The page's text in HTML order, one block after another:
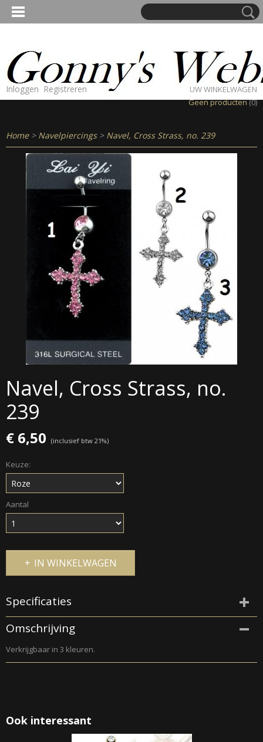
Inloggen Registreren
UW WINKELWAGEN
Geen producten(0)
Home> Navelpiercings> Navel, Cross Strass, no. 239
Navel, Cross Strass, no.
239
€ 6,50 (inclusief btw 21%)
Keuze:
Aantal
IN WINKELWAGEN
Specificaties
Productcode
239-346
Omschrijving
Verkrijgbaar in 3 kleuren.
Ook interessant